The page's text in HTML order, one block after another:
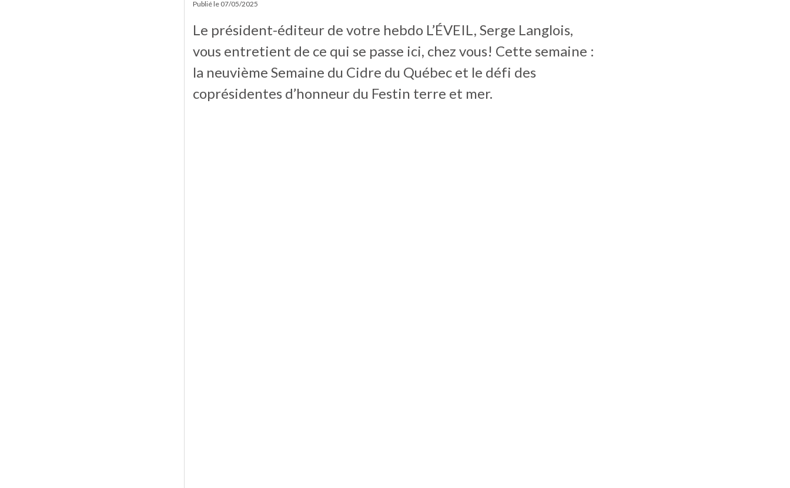
Publié le 07/05/2025
Le président-éditeur de votre hebdo L’ÉVEIL, Serge Langlois,
vous entretient de ce qui se passe ici, chez vous! Cette semaine :
la neuvième Semaine du Cidre du Québec et le défi des
coprésidentes d’honneur du Festin terre et mer.